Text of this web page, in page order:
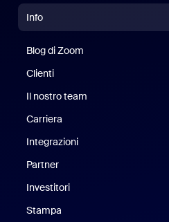
Info
Blog di Zoom
Clienti
Il nostro team
Carriera
Integrazioni
Partner
Investitori
Stampa